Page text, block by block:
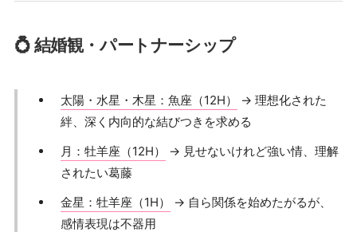
💍 結婚観・パートナーシップ
太陽・水星・木星：魚座（12H）
→ 理想化された
絆、深く内向的な結びつきを求める
月：牡羊座（12H）
→ 見せないけれど強い情、理解
されたい葛藤
金星：牡羊座（1H）
→ 自ら関係を始めたがるが、
感情表現は不器用